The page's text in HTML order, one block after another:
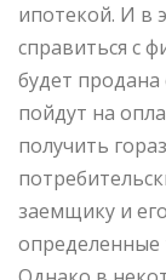
ипотекой. И в
справиться с
будет продана
пойдут на
получить
заемщику и
определенные